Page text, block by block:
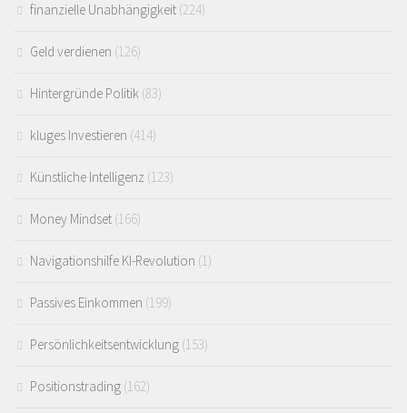
finanzielle Unabhängigkeit (224)
Geld verdienen (126)
Hintergründe Politik (83)
kluges Investieren (414)
Künstliche Intelligenz (123)
Money Mindset (166)
Navigationshilfe KI-Revolution (1)
Passives Einkommen (199)
Persönlichkeitsentwicklung (153)
Positionstrading (162)